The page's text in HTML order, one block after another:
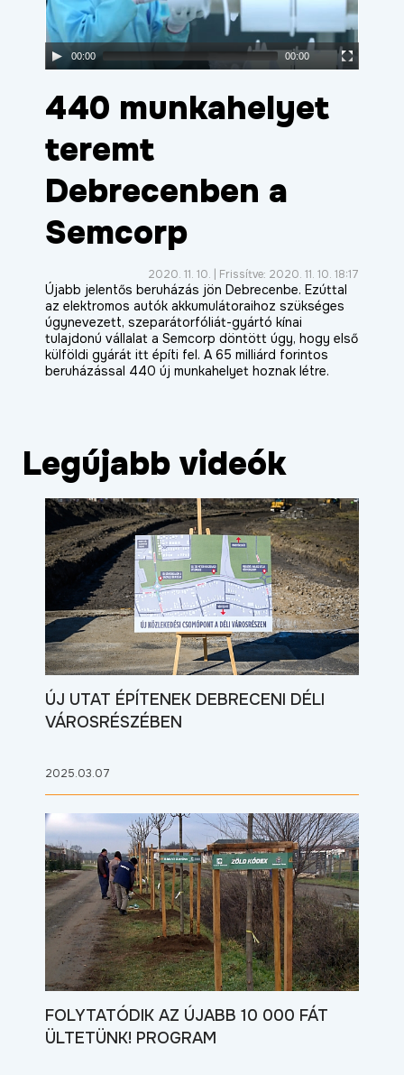
ÉLETMINŐSÉG
OKTATÁS
ÖSSZES PROJEKT
00:00 00:00
440 munkahelyet
teremt
Debrecenben a
Semcorp
2020. 11. 10. | Frissítve: 2020. 11. 10. 18:17
Újabb jelentős beruházás jön Debrecenbe. Ezúttal
az elektromos autók akkumulátoraihoz szükséges
úgynevezett, szeparátorfóliát-gyártó kínai
tulajdonú vállalat a Semcorp döntött úgy, hogy első
külföldi gyárát itt építi fel. A 65 milliárd forintos
beruházással 440 új munkahelyet hoznak létre.
Legújabb videók
ÚJ UTAT ÉPÍTENEK DEBRECENI DÉLI
VÁROSRÉSZÉBEN
2025.03.07
FOLYTATÓDIK AZ ÚJABB 10 000 FÁT
ÜLTETÜNK! PROGRAM